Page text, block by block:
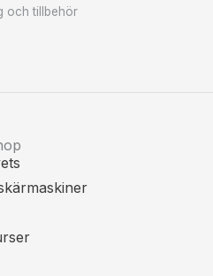
och tillbehör